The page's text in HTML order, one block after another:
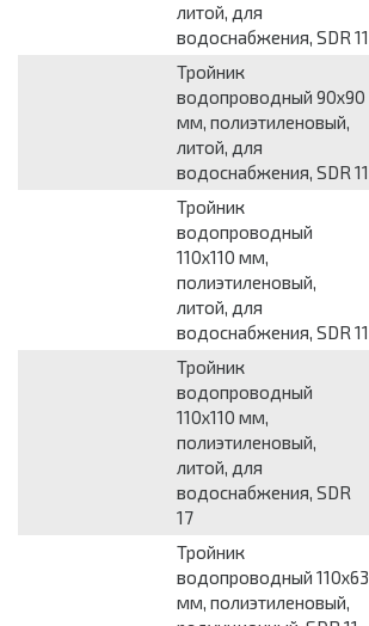
литой, для
водоснабжения, SDR 11
Тройник
водопроводный 90x90
мм, полиэтиленовый,
литой, для
водоснабжения, SDR 11
Тройник
водопроводный
110x110 мм,
полиэтиленовый,
литой, для
водоснабжения, SDR 11
Тройник
водопроводный
110x110 мм,
полиэтиленовый,
литой, для
водоснабжения, SDR
17
Тройник
водопроводный 110x63
мм, полиэтиленовый,